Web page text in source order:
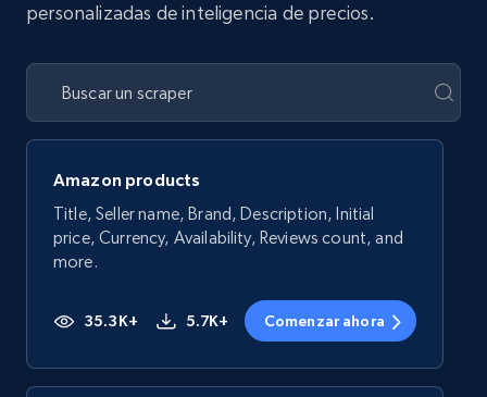
personalizadas de inteligencia de precios.
Amazon products
Title, Seller name, Brand, Description, Initial
price, Currency, Availability, Reviews count, and
more.
35.3K+ 5.7K+ Comenzar ahora